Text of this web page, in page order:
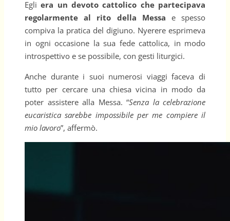
Egliera un devoto cattolico che partecipava
regolarmente al rito della Messa e spesso
compiva la pratica del digiuno. Nyerere esprimeva
in ogni occasione la sua fede cattolica, in modo
introspettivo e se possibile, con gesti liturgici.
Anche durante i suoi numerosi viaggi faceva di
tutto per cercare una chiesa vicina in modo da
poter assistere alla Messa. “Senza la celebrazione
eucaristica sarebbe impossibile per me compiere il
mio lavoro”, affermò.